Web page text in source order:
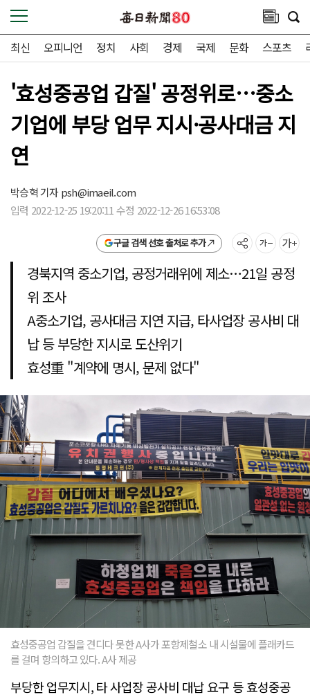
최신 오피니언 정치 사회 경제 국제 문화 스포츠
'효성중공업 갑질' 공정위로…중소
기업에 부당 업무 지시·공사대금 지
연
박승혁 기자psh@imaeil.com
입력 2022-12-25 19:20:11 수정 2022-12-26 16:53:08
구글 검색 선호 출처로 추가
경북지역 중소기업, 공정거래위에 제소…21일 공정
위 조사
A중소기업, 공사대금 지연 지급, 타사업장 공사비 대
납 등 부당한 지시로 도산위기
효성重 "계약에 명시, 문제 없다"
효성중공업 갑질을 견디다 못한 A사가 포항제철소 내 시설물에 플래카드
를 걸며 항의하고 있다. A사 제공
부당한 업무지시, 타 사업장 공사비 대납 요구 등 효성중공